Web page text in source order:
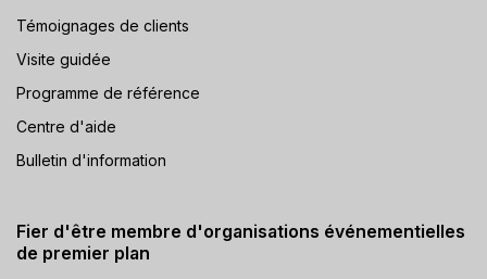
Témoignages de clients
Visite guidée
Programme de référence
Centre d'aide
Bulletin d'information
Fier d'être membre d'organisations événementielles
de premier plan